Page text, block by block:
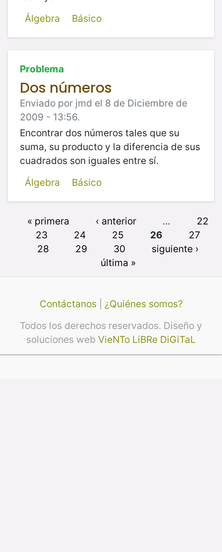
Álgebra
Básico
Problema
Dos números
Enviado por jmd el 8 de Diciembre de
2009 - 13:56.
Encontrar dos números tales que su
suma, su producto y la diferencia de sus
cuadrados son iguales entre sí.
Álgebra
Básico
« primera ‹ anterior …
22
23
24 25 26
27
28
29 30
siguiente ›
última »
Contáctanos
¿Quiénes somos?
Todos los derechos reservados. Diseño y
soluciones web VieNTo LiBRe DiGiTaL